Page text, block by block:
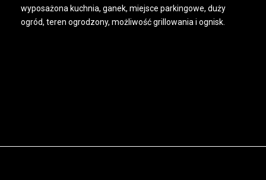
wyposażona kuchnia, ganek, miejsce parkingowe, duży
ogród, teren ogrodzony, możliwość grillowania i ognisk.